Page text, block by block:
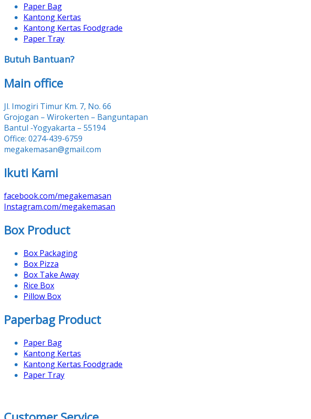
Paper Bag
Kantong Kertas
Kantong Kertas Foodgrade
Paper Tray
Butuh Bantuan?
Main office
Jl. Imogiri Timur Km. 7, No. 66
Grojogan – Wirokerten – Banguntapan
Bantul -Yogyakarta – 55194
Office: 0274-439-6759
megakemasan@gmail.com
Ikuti Kami
facebook.com/megakemasan
Instagram.com/megakemasan
Box Product
Box Packaging
Box Pizza
Box Take Away
Rice Box
Pillow Box
Paperbag Product
Paper Bag
Kantong Kertas
Kantong Kertas Foodgrade
Paper Tray